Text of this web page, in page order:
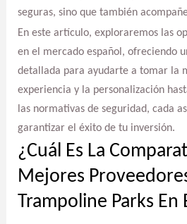
seguras, sino que también
En este artículo, exploraremos las
en el mercado español, ofreciendo
detallada para ayudarte a tomar la
experiencia y la personalización
las normativas de seguridad, cada
garantizar el éxito de tu inversión.
¿Cuál Es La
Mejores
Trampoline Parks En